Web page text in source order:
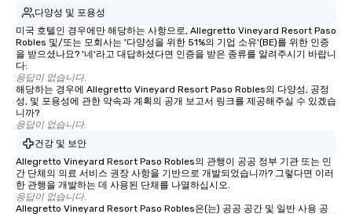
다양성 및 포용성
미국 호텔인 경우에만 해당하는 사항으로, Allegretto Vineyard Resort Paso
Robles 및/또는 모회사는 '다양성을 위한 51%의 기업 소유'(BE)를 위한 인증
을 받으셨나요? '네'라고 대답하셨다면 인증을 받은 종류를 알려주시기 바랍니
다:
응답이 없습니다.
해당하는 경우에 Allegretto Vineyard Resort Paso Robles의 다양성, 공정
성, 및 포용성에 관한 약속과 계획의 공개 보고서 링크를 제공해주실 수 있겠습
니까?
응답이 없습니다.
건강 및 보안
Allegretto Vineyard Resort Paso Robles의 관행이 공공 정부 기관 또는 민
간 단체의 의료 서비스 권장 사항을 기반으로 개발되었습니까? 그렇다면 이러
한 관행을 개발하는 데 사용된 단체를 나열하십시오.
응답이 없습니다.
Allegretto Vineyard Resort Paso Robles은(는) 공공 공간 및 일반 사용 공